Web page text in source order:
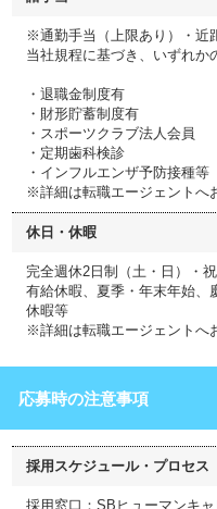
※通勤手当（上限あり）・近
当社規程に基づき、いずれか
・退職金制度有
・財形貯蓄制度有
・スポーツクラブ法人会員
・定期歯科検診
・インフルエンザ予防接種等
※詳細は転職エージェントへ
休日・休暇
完全週休2日制（土・日）・祝
有給休暇、夏季・年末年始、
休暇等
※詳細は転職エージェントへ
応募時の注意事項
採用スケジュール・プロセス
採用窓口：SBヒューマンキ